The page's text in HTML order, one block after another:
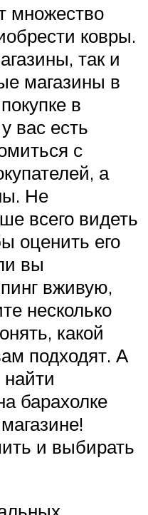
множество
ковры.
так и
магазины в
в
вас есть
с
а
Не
всего видеть
оценить его
вы
вживую,
несколько
какой
подходят. А
барахолке
и выбирать